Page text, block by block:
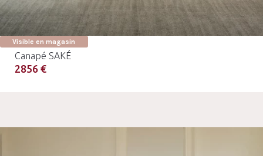
Visible en magasin
Canapé SAKÉ
2856 €